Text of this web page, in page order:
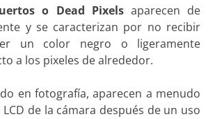
o Dead Pixels aparecen de
y se caracterizan por no recibir
un color negro o ligeramente
a los pixeles de alrededor.
en fotografía, aparecen a menudo
de la cámara después de un uso